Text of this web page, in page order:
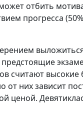
отбить
прогресса
предстоящие
считают высокие
них зависит
ценой.